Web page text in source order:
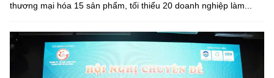
thương mại hóa 15 sản phẩm, tối thiểu 20 doanh nghiệp làm...